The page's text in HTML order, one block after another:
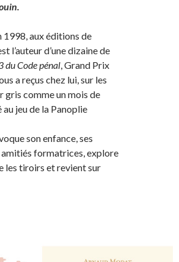
aux éditions de
l’auteur d’une dizaine de
du Code pénal, Grand Prix
a reçus chez lui, sur les
gris comme un mois de
au jeu de la Panoplie
son enfance, ses
formatrices, explore
les tiroirs et revient sur